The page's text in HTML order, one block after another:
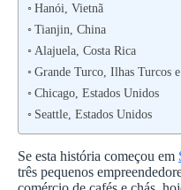
Hanói, Vietnã
Tianjin, China
Alajuela, Costa Rica
Grande Turco, Ilhas Turcos
Chicago, Estados Unidos
Seattle, Estados Unidos
Se esta história começou em
três pequenos